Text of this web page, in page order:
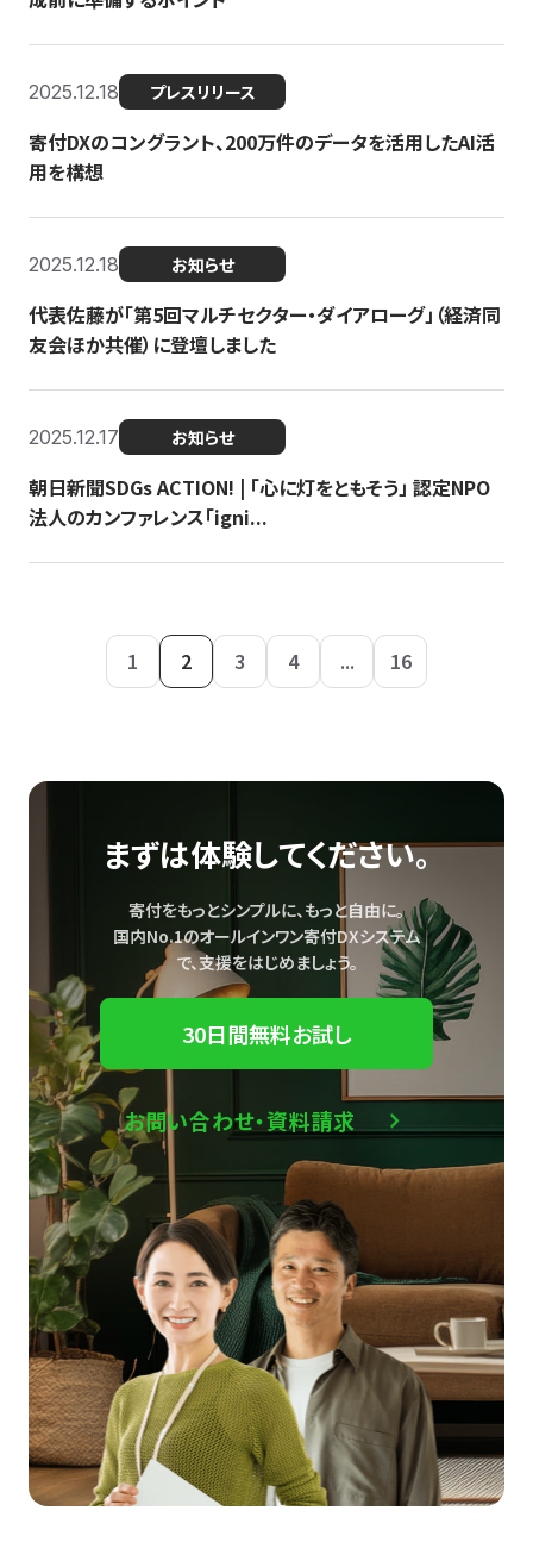
2025.12.18 プレスリリース
寄付DXのコングラント、200万件のデータを活用したAI活
用を構想
2025.12.18 お知らせ
代表佐藤が「第5回マルチセクター・ダイアローグ」（経済同
友会ほか共催）に登壇しました
2025.12.17 お知らせ
朝日新聞SDGs ACTION! | 「心に灯をともそう」 認定NPO
法人のカンファレンス「igni...
1 2 3 4 ... 16
まずは体験してください。
寄付をもっとシンプルに、もっと自由に。
国内No.1のオールインワン寄付DXシステム
で、支援をはじめましょう。
30日間無料お試し
お問い合わせ・資料請求